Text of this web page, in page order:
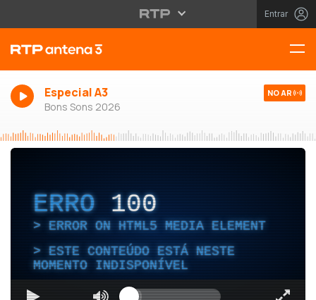
Entrar
Especial A3
Bons Sons 2026
NO AR
ERRO 100
ERROR ON HTML5 MEDIA ELEMENT
ESTE CONTEÚDO ESTÁ NESTE
MOMENTO INDISPONÍVEL